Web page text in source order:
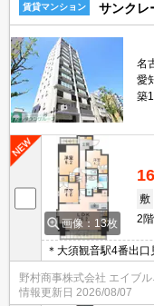
賃貸マンション サンクレ
名
愛
築
画像：13枚
敷
2階
＊大須観音駅4番出
野村商事株式会社 エイブ
情報更新日 2026/08/07